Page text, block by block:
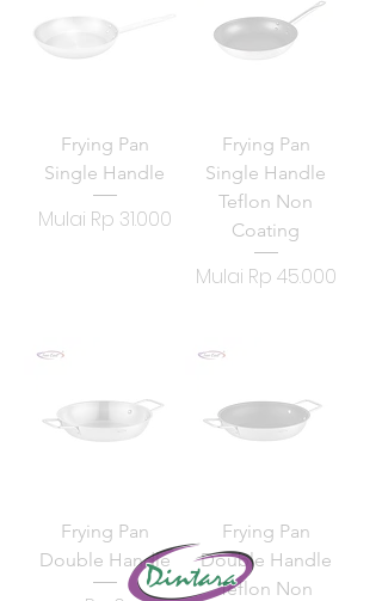
Frying Pan
Single Handle
Mulai Rp 31.000
Harga Promosi
Frying Pan
Single Handle
Teflon Non
Coating
Mulai Rp 45.000
Harga Promosi
Frying Pan
Double Handle
Frying Pan
Double Handle
Teflon Non